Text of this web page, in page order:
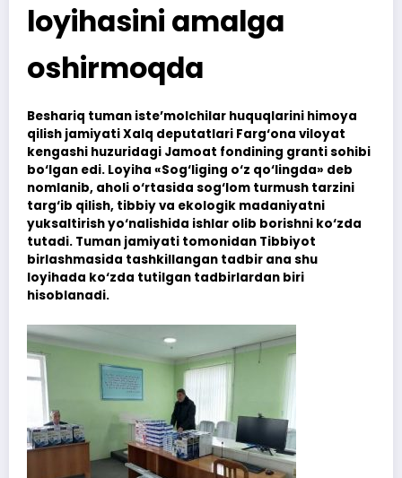
loyihasini amalga
oshirmoqda
Beshariq tuman iste’molchilar huquqlarini himoya
qilish jamiyati Xalq deputatlari Farg‘ona viloyat
kengashi huzuridagi Jamoat fondining granti sohibi
bo‘lgan edi. Loyiha «Sog‘liging o‘z qo‘lingda» deb
nomlanib, aholi o‘rtasida sog‘lom turmush tarzini
targ‘ib qilish, tibbiy va ekologik madaniyatni
yuksaltirish yo‘nalishida ishlar olib borishni ko‘zda
tutadi. Tuman jamiyati tomonidan Tibbiyot
birlashmasida tashkillangan tadbir ana shu
loyihada ko‘zda tutilgan tadbirlardan biri
hisoblanadi.